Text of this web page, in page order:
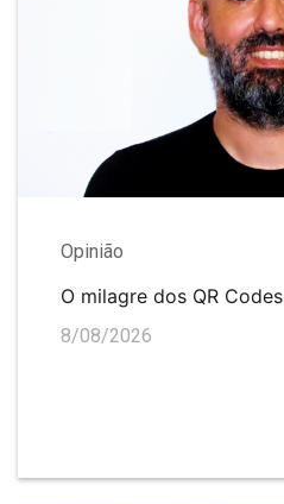
Opinião
O milagre dos QR Codes
8/08/2026